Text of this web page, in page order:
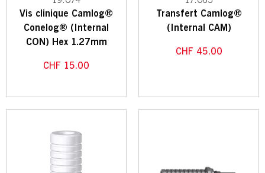
Vis clinique Camlog®
Conelog® (Internal
CON) Hex 1.27mm
CHF 15.00
Transfert Camlog®
(Internal CAM)
CHF 45.00